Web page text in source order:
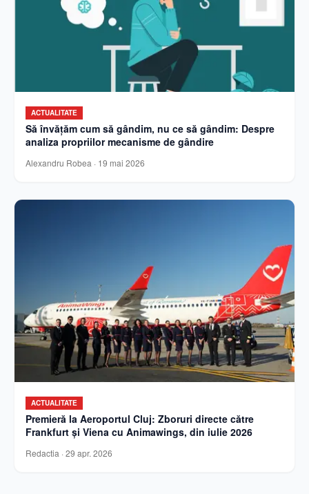
ACTUALITATE
Să învățăm cum să gândim, nu ce să gândim: Despre
analiza propriilor mecanisme de gândire
Alexandru Robea · 19 mai 2026
ACTUALITATE
Premieră la Aeroportul Cluj: Zboruri directe către
Frankfurt și Viena cu Animawings, din iulie 2026
Redactia · 29 apr. 2026